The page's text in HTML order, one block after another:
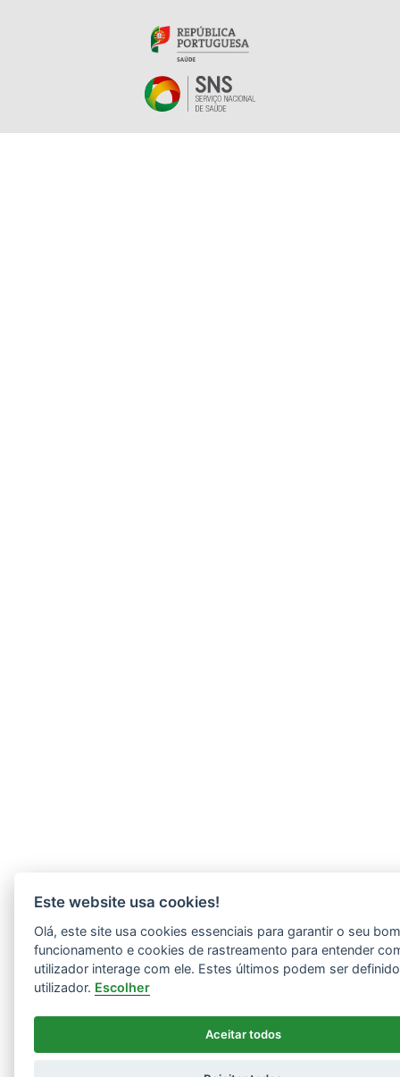
Este website usa cookies!
Olá, este site usa cookies essenciais para garantir o seu
funcionamento e cookies de rastreamento para entender
utilizador interage com ele. Estes últimos podem ser
utilizador. Escolher
Aceitar todos